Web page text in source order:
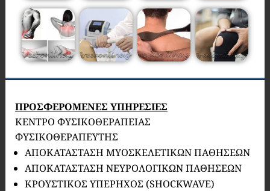
ΠΡΟΣΦΕΡΟΜΕΝΕΣ ΥΠΗΡΕΣΙΕΣ
ΚΕΝΤΡΟ ΦΥΣΙΚΟΘΕΡΑΠΕΙΑΣ
ΦΥΣΙΚΟΘΕΡΑΠΕΥΤΗΣ
ΑΠΟΚΑΤΑΣΤΑΣΗ ΜΥΟΣΚΕΛΕΤΙΚΩΝ ΠΑΘΗΣΕΩΝ
ΑΠΟΚΑΤΑΣΤΑΣΗ ΝΕΥΡΟΛΟΓΙΚΩΝ ΠΑΘΗΣΕΩΝ
ΚΡΟΥΣΤΙΚΟΣ ΥΠΕΡΗΧΟΣ (SHOCKWAVE)